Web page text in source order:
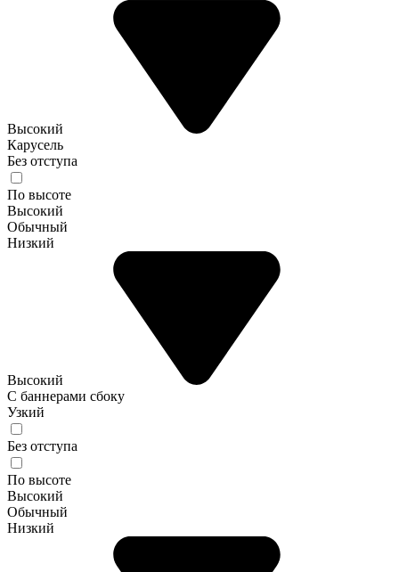
Высокий
Карусель
Без отступа
По высоте
Высокий
Обычный
Низкий
Высокий
С баннерами сбоку
Узкий
Без отступа
По высоте
Высокий
Обычный
Низкий